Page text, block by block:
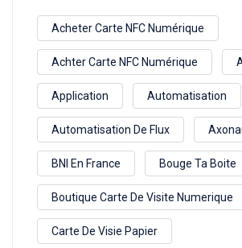
Acheter Carte NFC Numérique
Achter Carte NFC Numérique
Application Automatisation
Automatisation De Flux
BNI En France Bouge Ta Boite
Boutique Carte De Visite Numerique
Carte De Visie Papier